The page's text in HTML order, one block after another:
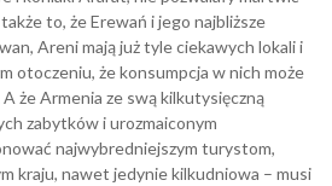
to, że Erewań i jego najbliższe
Areni mają już tyle ciekawych lokali i
otoczeniu, że konsumpcja w nich może
A że Armenia ze swą kilkutysięczną
zabytków i urozmaiconym
najwybredniejszym turystom,
kraju, nawet jedynie kilkudniowa – musi